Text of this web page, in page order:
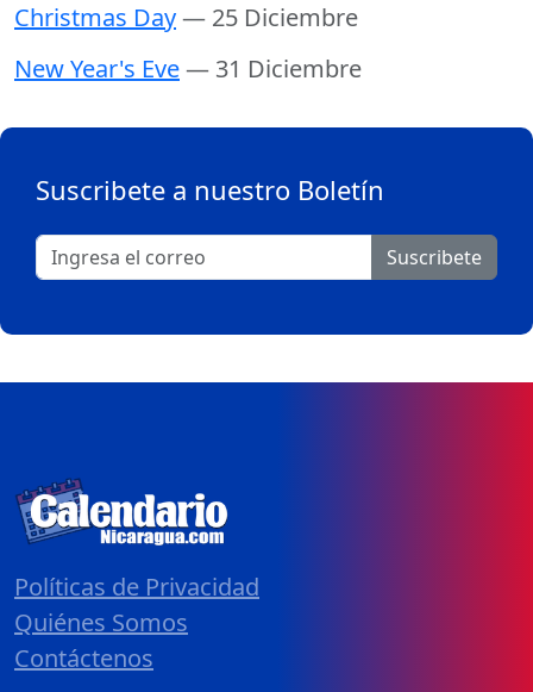
Christmas Day— 25 Diciembre
New Year's Eve— 31 Diciembre
Suscribete a nuestro Boletín
Suscribete
Políticas de Privacidad
Quiénes Somos
Contáctenos